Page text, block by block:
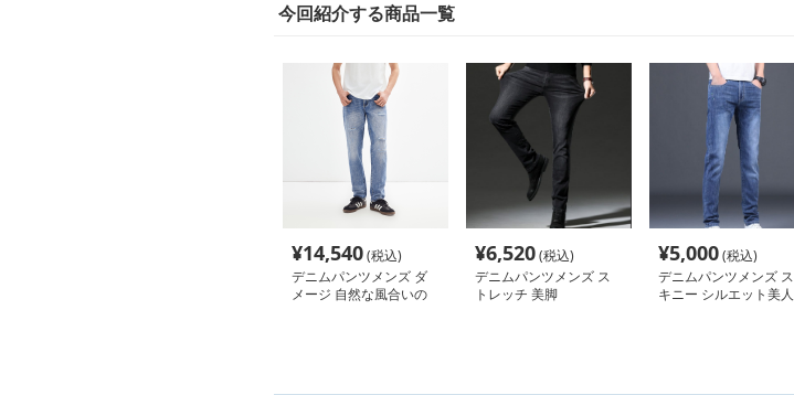
今回紹介する商品一覧
¥14,540(税込)
デニムパンツメンズ ダ
メージ 自然な風合いの
¥6,520(税込)
デニムパンツメンズ ス
トレッチ 美脚
¥5,000(税込)
デニムパンツメンズ ス
キニー シルエット美人